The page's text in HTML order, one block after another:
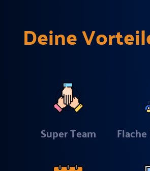
Deine
Super Team